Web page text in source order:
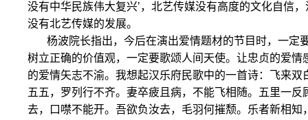
没有中华民族伟大复兴’，北艺传媒没有高度的文化自信
没有北艺传媒的发展。
杨波院长指出，今后在演出爱情题材的节目时，一定
树立正确的价值观，一定要歌颂人间天使。让忠贞的爱情
的爱情矢志不渝。我想起汉乐府民歌中的一首诗：飞来双
五五，罗列行不齐。妻卒疲且病，不能飞相随。五里一反
去，口噤不能开。吾欲负汝去，毛羽何摧颓。乐者新相知